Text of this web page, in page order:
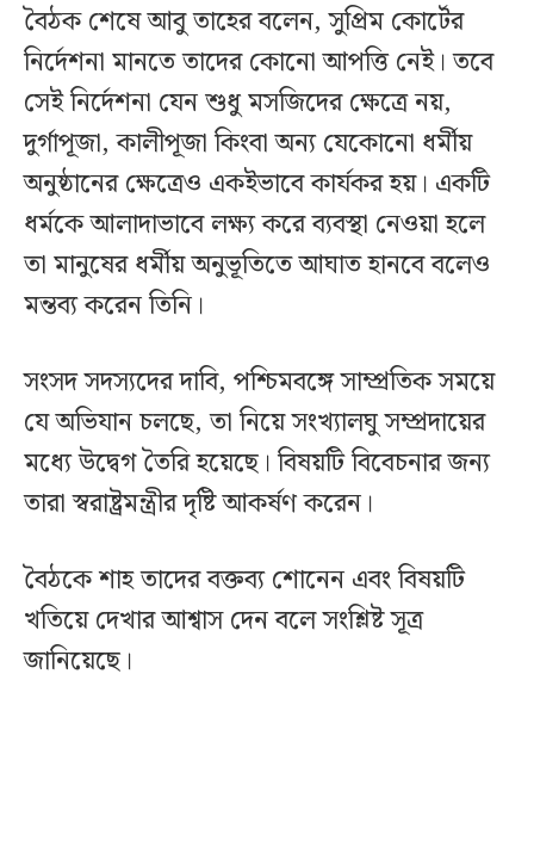
বৈঠক শেষে আবু তাহের বলেন, সুপ্রিম কোর্টের
নির্দেশনা মানতে তাদের কোনো আপত্তি নেই। তবে
সেই নির্দেশনা যেন শুধু মসজিদের ক্ষেত্রে নয়,
দুর্গাপূজা, কালীপূজা কিংবা অন্য যেকোনো ধর্মীয়
অনুষ্ঠানের ক্ষেত্রেও একইভাবে কার্যকর হয়। একটি
ধর্মকে আলাদাভাবে লক্ষ্য করে ব্যবস্থা নেওয়া হলে
তা মানুষের ধর্মীয় অনুভূতিতে আঘাত হানবে বলেও
মন্তব্য করেন তিনি।
সংসদ সদস্যদের দাবি, পশ্চিমবঙ্গে সাম্প্রতিক সময়ে
যে অভিযান চলছে, তা নিয়ে সংখ্যালঘু সম্প্রদায়ের
মধ্যে উদ্বেগ তৈরি হয়েছে। বিষয়টি বিবেচনার জন্য
তারা স্বরাষ্ট্রমন্ত্রীর দৃষ্টি আকর্ষণ করেন।
বৈঠকে শাহ তাদের বক্তব্য শোনেন এবং বিষয়টি
খতিয়ে দেখার আশ্বাস দেন বলে সংশ্লিষ্ট সূত্র
জানিয়েছে।‌